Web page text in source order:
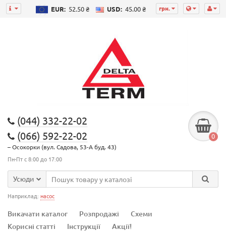
грн.
EUR: 52.50 ₴ USD: 45.00 ₴
(044) 332-22-02
(066) 592-22-02
– Осокорки (вул. Садова, 53-А буд. 43)
Пн-Пт с 8:00 до 17:00
0
Усюди
Наприклад: насос
Викачати каталог Розпродажі
Схеми
Корисні статті
Інструкції Акції!